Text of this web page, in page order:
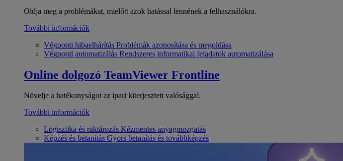
Oldja meg a problémákat, mielőtt azok hatással lennének a felhasználókra.
További információk
Végponti hibaelhárítás Problémák azonosítása és megoldása
Végponti automatizálás Rendszeres informatikai feladatok automatizálása
Online dolgozó TeamViewer Frontline
Növelje a hatékonyságot az ipari kiterjesztett valósággal.
További információk
Logisztika és raktározás Kézmentes anyagmozgatás
Képzés és betanítás Gyors betanítás és továbbképzés